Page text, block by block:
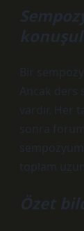
Bir
Ancak ders
vardır. Her
sonra
toplam
Özet